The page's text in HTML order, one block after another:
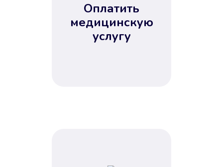
Оплатить
медицинскую
услугу